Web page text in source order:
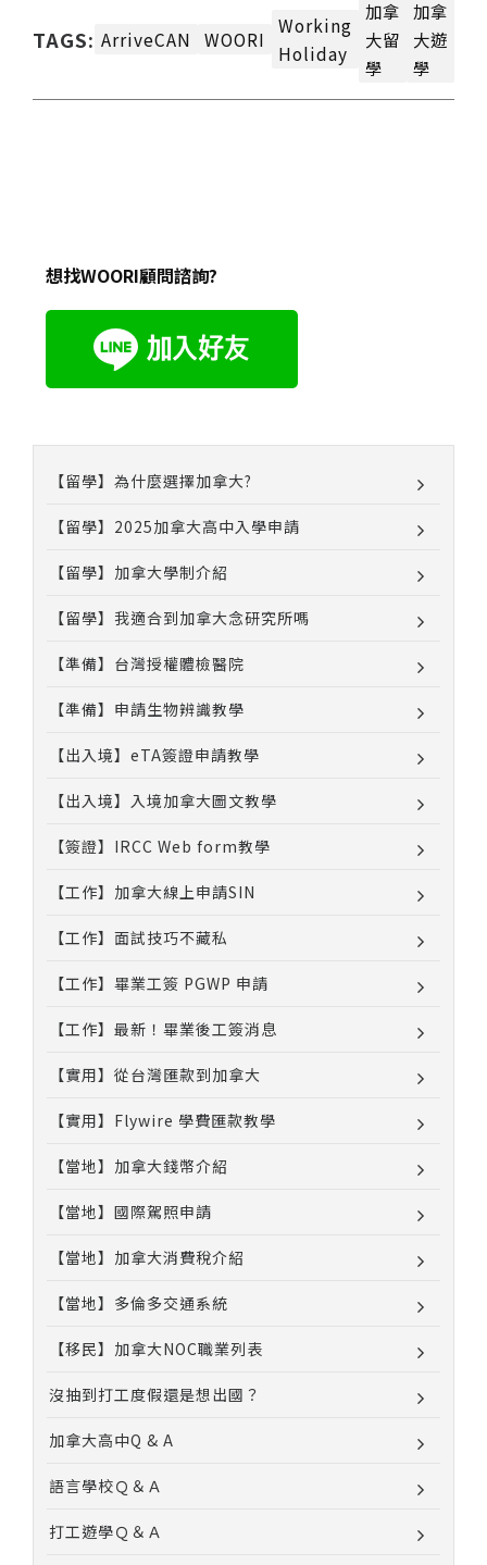
TAGS: ArriveCAN WOORI
Working
Holiday
加拿
大留
學
加拿
大遊
學
想找WOORI顧問諮詢?
【留學】為什麼選擇加拿大?
【留學】2025加拿大高中入學申請
【留學】加拿大學制介紹
【留學】我適合到加拿大念研究所嗎
【準備】台灣授權體檢醫院
【準備】申請生物辨識教學
【出入境】eTA簽證申請教學
【出入境】入境加拿大圖文教學
【簽證】IRCC Web form教學
【工作】加拿大線上申請SIN
【工作】面試技巧不藏私
【工作】畢業工簽 PGWP 申請
【工作】最新！畢業後工簽消息
【實用】從台灣匯款到加拿大
【實用】Flywire 學費匯款教學
【當地】加拿大錢幣介紹
【當地】國際駕照申請
【當地】加拿大消費稅介紹
【當地】多倫多交通系統
【移民】加拿大NOC職業列表
沒抽到打工度假還是想出國？
加拿大高中Q & A
語言學校Ｑ＆Ａ
打工遊學Ｑ＆Ａ